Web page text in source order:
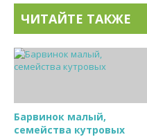
ЧИТАЙТЕ ТАКЖЕ
Барвинок малый,
семейства кутровых